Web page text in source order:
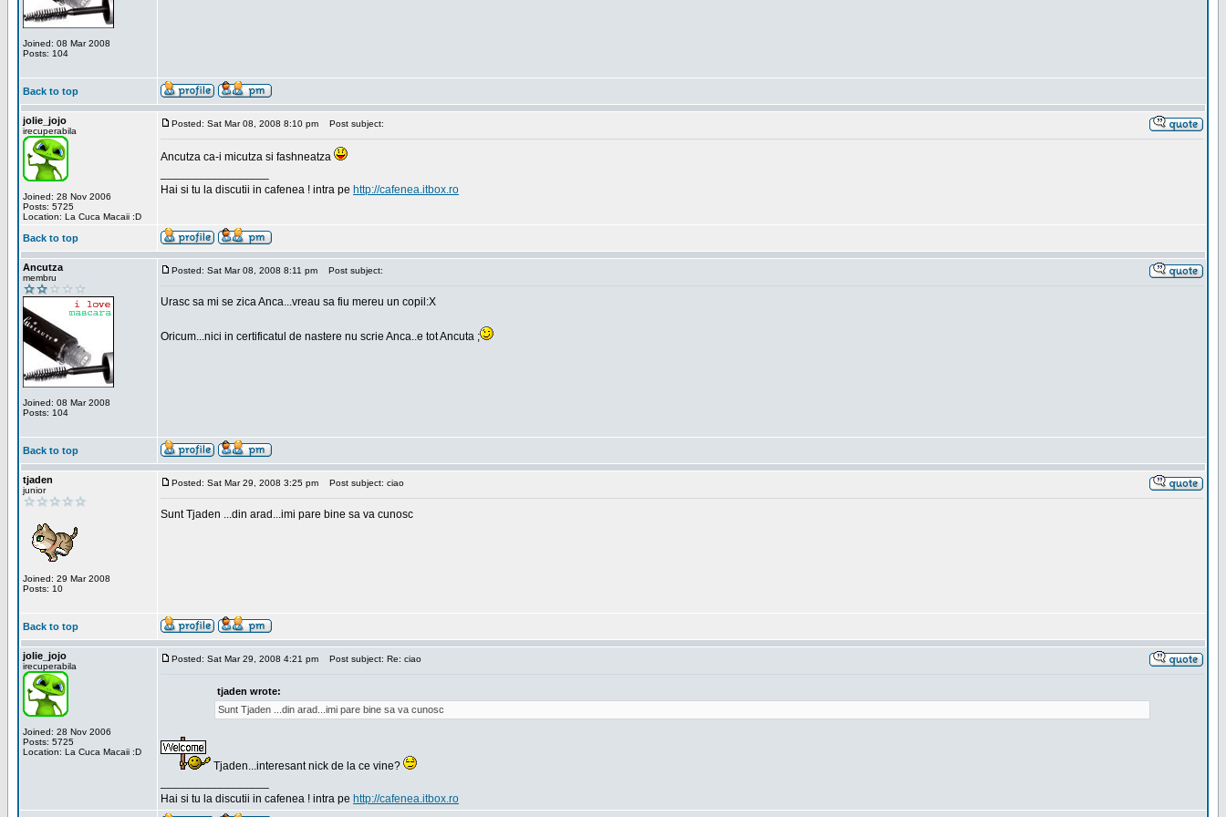
Joined: 08 Mar 2008
Posts: 104
Back to top
jolie_jojo
irecuperabila
Joined: 28 Nov 2006
Posts: 5725
Location: La Cuca Macaii :D
Posted: Sat Mar 08, 2008 8:10 pm Post subject:
Ancutza ca-i micutza si fashneatza
Hai si tu la discutii in cafenea ! intra pe http://cafenea.itbox.ro
Back to top
Ancutza
membru
Joined: 08 Mar 2008
Posts: 104
Posted: Sat Mar 08, 2008 8:11 pm Post subject:
Urasc sa mi se zica Anca...vreau sa fiu mereu un copil:X
Oricum...nici in certificatul de nastere nu scrie Anca..e tot Ancuta ;
Back to top
tjaden
junior
Joined: 29 Mar 2008
Posts: 10
Posted: Sat Mar 29, 2008 3:25 pm Post subject: ciao
Sunt Tjaden ...din arad...imi pare bine sa va cunosc
Back to top
jolie_jojo
irecuperabila
Joined: 28 Nov 2006
Posts: 5725
Location: La Cuca Macaii :D
Posted: Sat Mar 29, 2008 4:21 pm Post subject: Re: ciao
tjaden wrote:
Sunt Tjaden ...din arad...imi pare bine sa va cunosc
Tjaden...interesant nick de la ce vine?
Hai si tu la discutii in cafenea ! intra pe http://cafenea.itbox.ro